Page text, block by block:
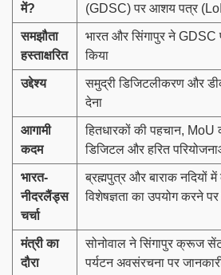
में?
(GDSC) पर आशय पत्र (LoI)
समझौता
हस्ताक्षरित
भारत और सिंगापुर ने GDSC
किया
उद्देश्य
समुद्री डिजिटलीकरण और
देना
आगामी
कदम
हितधारकों की पहचान,
डिजिटल और हरित
भारत-
नीदरलैंड्स
चर्चा
ब्रह्मपुत्र और बाराक नदियों
विशेषज्ञता का उपयोग करने पर
मंत्री का
दौरा
सोनोवाल ने सिंगापुर क्रूज
पर्यटन अवसंरचना पर